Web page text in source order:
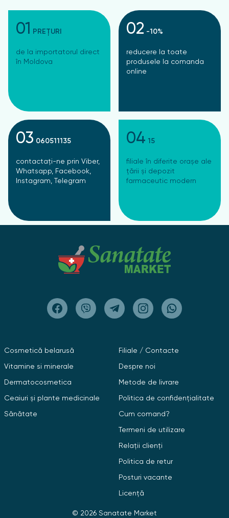
01 PREȚURI
de la importatorul direct
în Moldova
02 -10%
reducere la toate
produsele la comanda
online
03 060511135
contactați-ne prin Viber,
Whatsapp, Facebook,
Instagram, Telegram
04 15
filiale în diferite orașe ale
țării și depozit
farmaceutic modern
Cosmetică belarusă
Vitamine si minerale
Dermatocosmetica
Ceaiuri și plante medicinale
Sănătate
Filiale / Contacte
Despre noi
Metode de livrare
Politica de confidențialitate
Cum comand?
Termeni de utilizare
Relații clienți
Politica de retur
Posturi vacante
Licență
© 2026 Sanatate Market